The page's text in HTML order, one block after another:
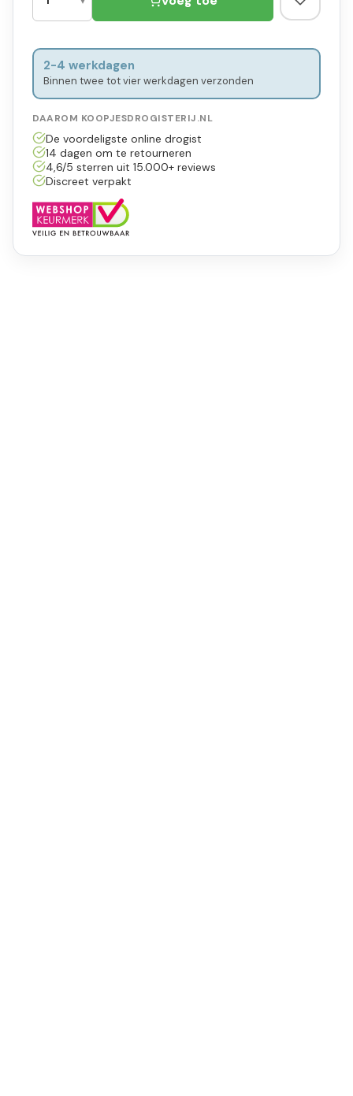
2-4 werkdagen
Binnen twee tot vier werkdagen verzonden
DAAROM KOOPJESDROGISTERIJ.NL
De voordeligste online drogist
14 dagen om te retourneren
4,6/5 sterren uit 15.000+ reviews
Discreet verpakt